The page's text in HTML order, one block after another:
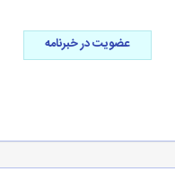
عضویت در خبرنامه